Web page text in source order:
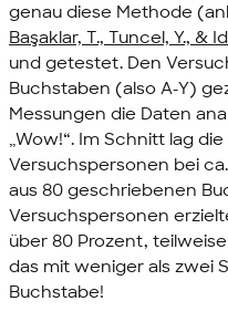
genau diese Methode
Başaklar, T., Tuncel, Y., &
und getestet. Den
Buchstaben (also A-Y)
Messungen die Daten
„Wow!“. Im Schnitt lag
Versuchspersonen bei
aus 80 geschriebenen
Versuchspersonen
über 80 Prozent,
das mit weniger als zwei
Buchstabe!